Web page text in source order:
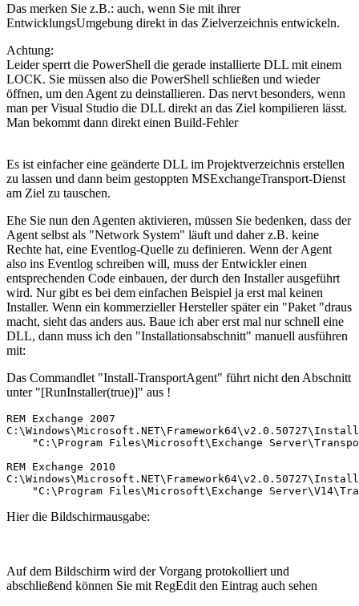
Das merken Sie z.B.: auch, wenn Sie mit ihrer
EntwicklungsUmgebung direkt in das Zielverzeichnis entwickeln.
Achtung:
Leider sperrt die PowerShell die gerade installierte DLL mit einem
LOCK. Sie müssen also die PowerShell schließen und wieder
öffnen, um den Agent zu deinstallieren. Das nervt besonders, wenn
man per Visual Studio die DLL direkt an das Ziel kompilieren lässt.
Man bekommt dann direkt einen Build-Fehler
Es ist einfacher eine geänderte DLL im Projektverzeichnis erstellen
zu lassen und dann beim gestoppten MSExchangeTransport-Dienst
am Ziel zu tauschen.
Ehe Sie nun den Agenten aktivieren, müssen Sie bedenken, dass der
Agent selbst als "Network System" läuft und daher z.B. keine
Rechte hat, eine Eventlog-Quelle zu definieren. Wenn der Agent
also ins Eventlog schreiben will, muss der Entwickler einen
entsprechenden Code einbauen, der durch den Installer ausgeführt
wird. Nur gibt es bei dem einfachen Beispiel ja erst mal keinen
Installer. Wenn ein kommerzieller Hersteller später ein "Paket "draus
macht, sieht das anders aus. Baue ich aber erst mal nur schnell eine
DLL, dann muss ich den "Installationsabschnitt" manuell ausführen
mit:
Das Commandlet "Install-TransportAgent" führt nicht den Abschnitt
unter "[RunInstaller(true)]" aus !
REM Exchange 2007
"C:\Program Files\Microsoft\Exchange
REM Exchange 2010
"C:\Program Files\Microsoft\Exchange
Hier die Bildschirmausgabe:
Auf dem Bildschirm wird der Vorgang protokolliert und
abschließend können Sie mit RegEdit den Eintrag auch sehen